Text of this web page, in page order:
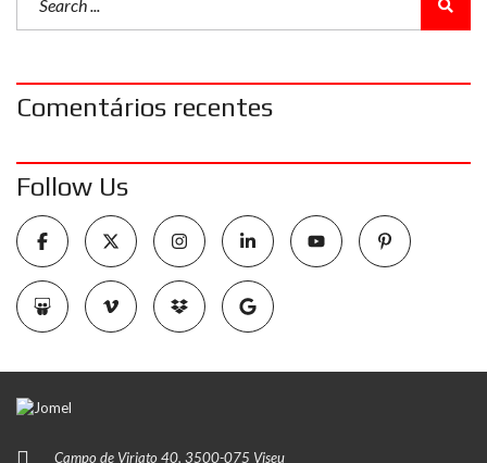
Comentários recentes
Follow Us
Campo de Viriato 40, 3500-075 Viseu